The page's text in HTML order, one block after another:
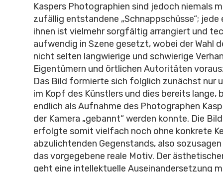
Kaspers Photographien sind jedoch niemals
zufällig entstandene „Schnappschüsse“; jede
ihnen ist vielmehr sorgfältig arrangiert und
aufwendig in Szene gesetzt, wobei der Wahl
nicht selten langwierige und schwierige
Eigentümern und örtlichen Autoritäten
Das Bild formierte sich folglich zunächst nur
im Kopf des Künstlers und dies bereits lange,
endlich als Aufnahme des Photographen
der Kamera „gebannt“ werden konnte. Die
erfolgte somit vielfach noch ohne konkrete
abzulichtenden Gegenstands, also
das vorgegebene reale Motiv. Der
geht eine intellektuelle Auseinandersetzung